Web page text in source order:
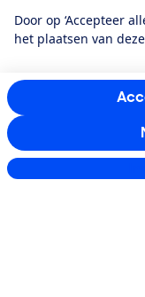
Door op ‘Accepteer
het plaatsen van
Service &